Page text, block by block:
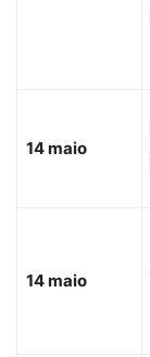
14 maio
14 maio